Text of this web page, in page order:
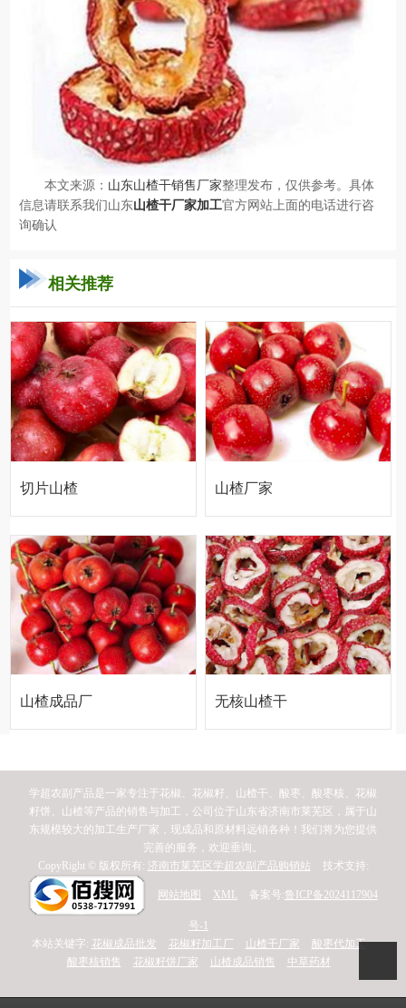
本文来源： 山东山楂干销售厂家整理发布，仅供参考。具体
信息请联系我们山东山楂干厂家加工官方网站上面的电话进行咨
询确认
相关推荐
切片山楂 山楂厂家
山楂成品厂 无核山楂干
学超农副产品是一家专注于花椒、花椒籽、山楂干、酸枣、酸枣核、花椒
籽饼、山楂等产品的销售与加工，公司位于山东省济南市莱芜区，属于山
东规模较大的加工生产厂家，现成品和原材料远销各种！我们将为您提供
完善的服务，欢迎垂询。
CopyRight © 版权所有: 济南市莱芜区学超农副产品购销站 技术支持:
网站地图 XML 备案号:鲁ICP备2024117904
号-1
本站关键字: 花椒成品批发 花椒籽加工厂 山楂干厂家
酸枣代加工
酸枣核销售
花椒籽饼厂家 山楂成品销售 中草药材